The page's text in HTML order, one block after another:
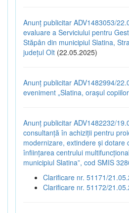
Anunț publicitar ADV1483053/
evaluare a Serviciului pentru
Stăpân din municipiul Slatina,
județul Olt (22.05.2025)
Anunț publicitar ADV1482994/
eveniment „Slatina, orașul
Anunț publicitar ADV1482232/
consultanță în achiziții pentru
modernizare, extindere și dotare
înființarea centrului
municipiul Slatina”, cod SMIS
Clarificare nr. 51171/
Clarificare nr. 51172/